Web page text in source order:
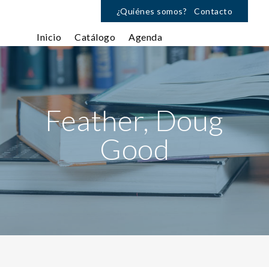
¿Quiénes somos? Contacto
Inicio Catálogo Agenda
Feather, Doug
Good